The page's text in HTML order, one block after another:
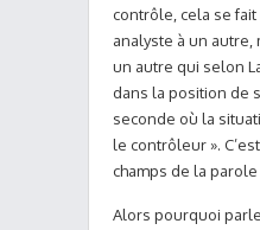
contrôle, cela se fait
analyste à un autre,
un autre qui selon
dans la position de
seconde où la
le contrôleur ».
champs de la
Alors pourquoi